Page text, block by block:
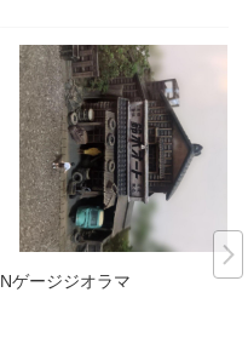
Nゲージジオラマ